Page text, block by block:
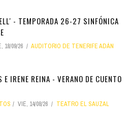
- TEMPORADA 26-27 SINFÓNICA
18/09/26
AUDITORIO DE TENERIFE ADÁN
E IRENE REINA - VERANO DE CUENTO
VIE, 14/08/26 TEATRO EL SAUZAL